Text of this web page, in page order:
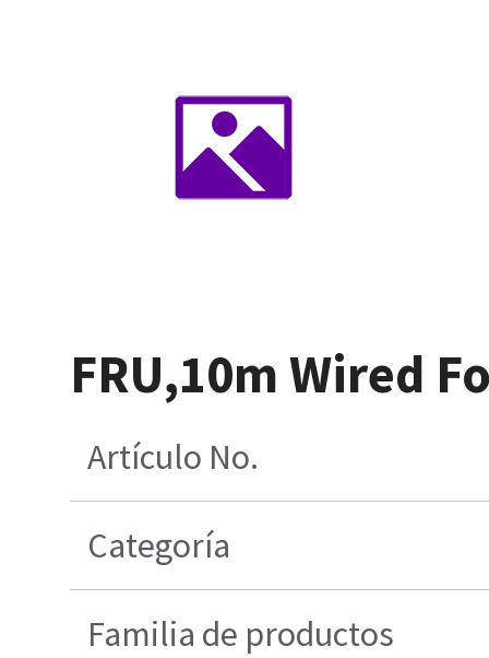
FRU,10m Wired
Artículo No.
Categoría
Familia de productos